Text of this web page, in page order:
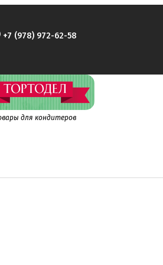
+7 (978) 972-62-58
для кондитеров